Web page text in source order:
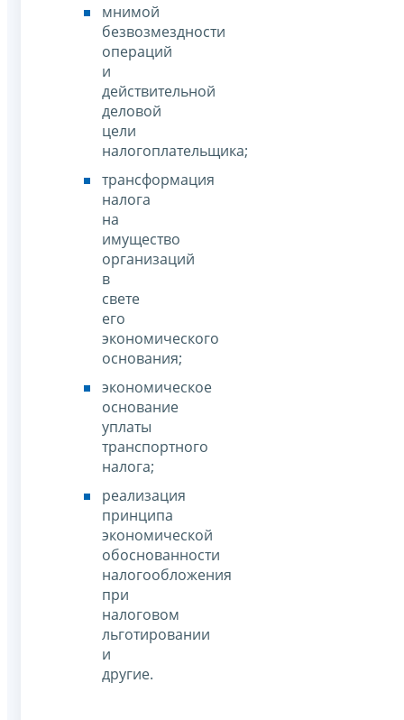
мнимой
безвозмездности
операций
и
действительной
деловой
цели
налогоплательщика;
трансформация
налога
на
имущество
организаций
в
свете
его
экономического
основания;
экономическое
основание
уплаты
транспортного
налога;
реализация
принципа
экономической
обоснованности
налогообложения
при
налоговом
льготировании
и
другие.